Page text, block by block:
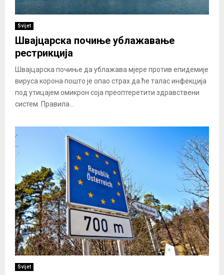
Svijet
Швајцарска почиње ублажавање
рестрикција
Швајцарска почиње да ублажава мјере против епидемије
вируса корона пошто је опао страх да ће талас инфекција
под утицајем омикрон соја преоптеретити здравствени
систем. Правила...
Svijet